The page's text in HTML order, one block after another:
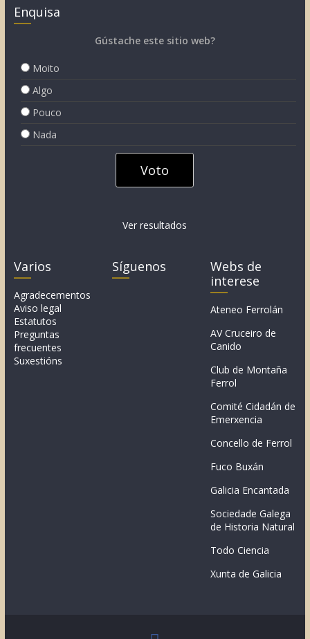
Enquisa
Gústache este sitio web?
Moito
Algo
Pouco
Nada
Ver resultados
Varios
Agradecementos
Aviso legal
Estatutos
Preguntas
frecuentes
Suxestións
Síguenos
Webs de
interese
Ateneo Ferrolán
AV Cruceiro de
Canido
Club de Montaña
Ferrol
Comité Cidadán de
Emerxencia
Concello de Ferrol
Fuco Buxán
Galicia Encantada
Sociedade Galega
de Historia Natural
Todo Ciencia
Xunta de Galicia